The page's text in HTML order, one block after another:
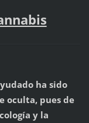
ha sido
oculta, pues de
y la